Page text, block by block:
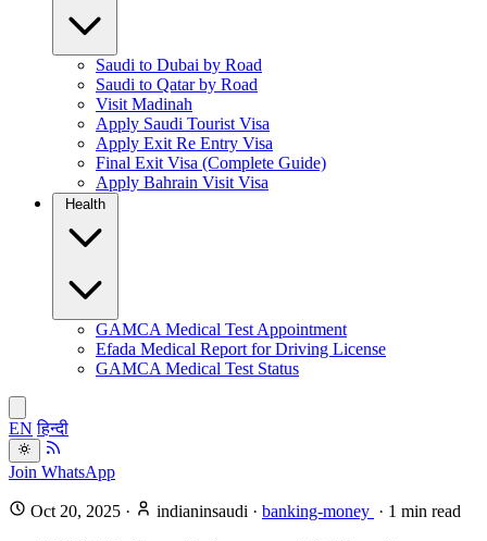
Saudi to Dubai by Road
Saudi to Qatar by Road
Visit Madinah
Apply Saudi Tourist Visa
Apply Exit Re Entry Visa
Final Exit Visa (Complete Guide)
Apply Bahrain Visit Visa
GAMCA Medical Test Appointment
Efada Medical Report for Driving License
GAMCA Medical Test Status
EN हिन्दी
Join WhatsApp
Oct 20, 2025 · indianinsaudi · banking-money · 1 min read